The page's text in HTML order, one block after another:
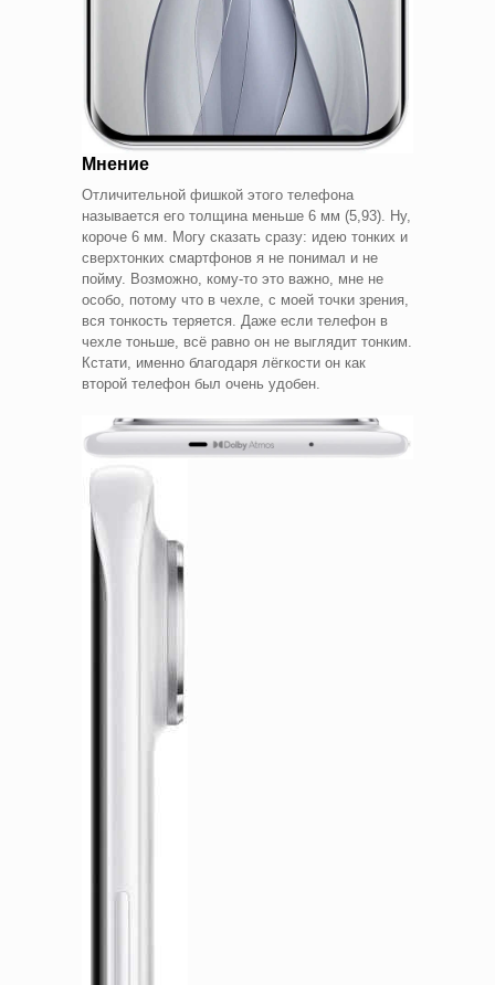
Мнение
Отличительной фишкой этого телефона
называется его толщина меньше 6 мм (5,93). Ну,
короче 6 мм. Могу сказать сразу: идею тонких и
сверхтонких смартфонов я не понимал и не
пойму. Возможно, кому-то это важно, мне не
особо, потому что в чехле, с моей точки зрения,
вся тонкость теряется. Даже если телефон в
чехле тоньше, всё равно он не выглядит тонким.
Кстати, именно благодаря лёгкости он как
второй телефон был очень удобен.